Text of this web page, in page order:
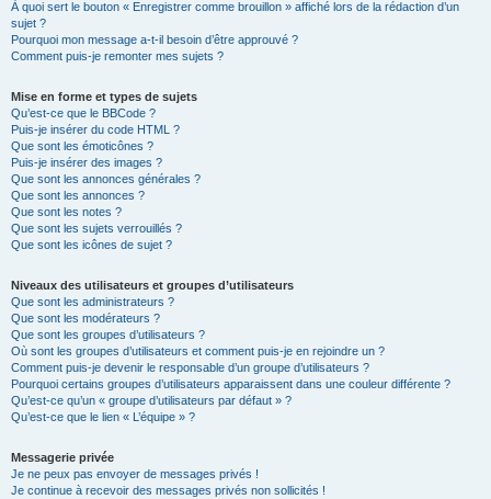
À quoi sert le bouton « Enregistrer comme brouillon » affiché lors de la rédaction d’un
sujet ?
Pourquoi mon message a-t-il besoin d’être approuvé ?
Comment puis-je remonter mes sujets ?
Mise en forme et types de sujets
Qu’est-ce que le BBCode ?
Puis-je insérer du code HTML ?
Que sont les émoticônes ?
Puis-je insérer des images ?
Que sont les annonces générales ?
Que sont les annonces ?
Que sont les notes ?
Que sont les sujets verrouillés ?
Que sont les icônes de sujet ?
Niveaux des utilisateurs et groupes d’utilisateurs
Que sont les administrateurs ?
Que sont les modérateurs ?
Que sont les groupes d’utilisateurs ?
Où sont les groupes d’utilisateurs et comment puis-je en rejoindre un ?
Comment puis-je devenir le responsable d’un groupe d’utilisateurs ?
Pourquoi certains groupes d’utilisateurs apparaissent dans une couleur différente ?
Qu’est-ce qu’un « groupe d’utilisateurs par défaut » ?
Qu’est-ce que le lien « L’équipe » ?
Messagerie privée
Je ne peux pas envoyer de messages privés !
Je continue à recevoir des messages privés non sollicités !